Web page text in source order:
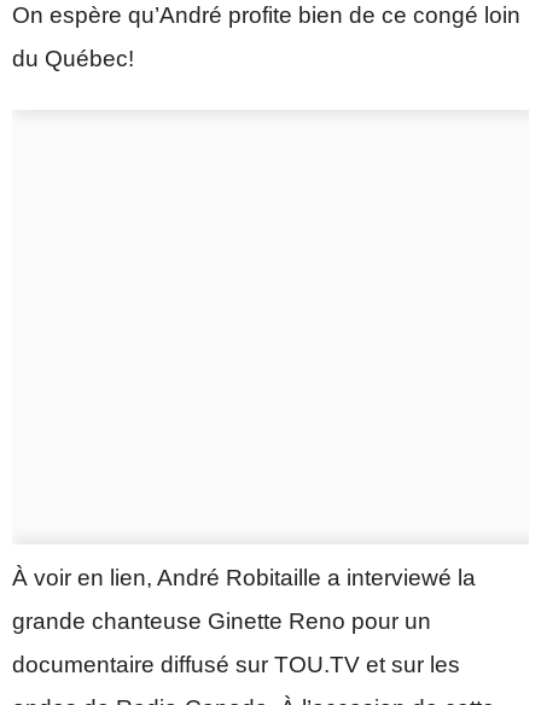
On espère qu’André profite bien de ce congé loin
du Québec!
À voir en lien, André Robitaille a interviewé la
grande chanteuse Ginette Reno pour un
documentaire diffusé sur TOU.TV et sur les